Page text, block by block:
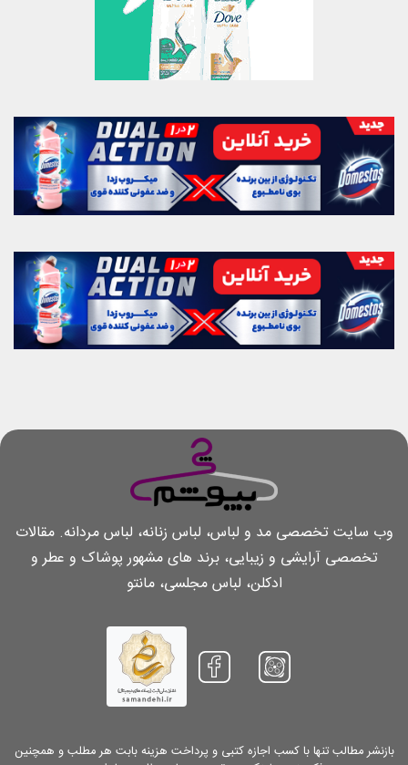
وب سایت تخصصی مد و لباس، لباس زنانه، لباس مردانه. مقالات
تخصصی آرایشی و زیبایی، برند های مشهور پوشاک و عطر و
ادکلن، لباس مجلسی، مانتو
بازنشر مطالب تنها با کسب اجازه کتبی و پرداخت هزینه بابت هر مطلب و همچنین